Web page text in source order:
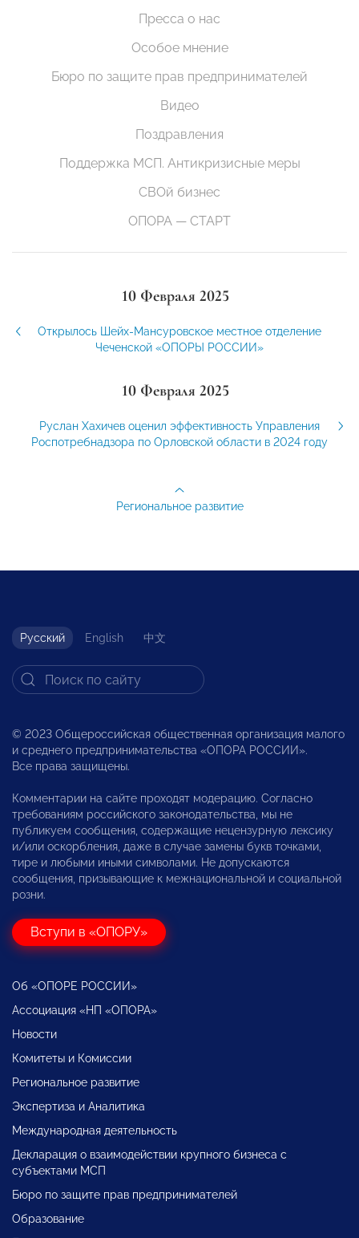
Пресса о нас
Особое мнение
Бюро по защите прав предпринимателей
Видео
Поздравления
Поддержка МСП. Антикризисные меры
СВОй бизнес
ОПОРА — СТАРТ
10 Февраля 2025
Открылось Шейх-Мансуровское местное отделение
Чеченской «ОПОРЫ РОССИИ»
10 Февраля 2025
Руслан Хахичев оценил эффективность Управления
Роспотребнадзора по Орловской области в 2024 году
Региональное развитие
Русский English 中文
© 2023 Общероссийская общественная организация малого
и среднего предпринимательства «ОПОРА РОССИИ».
Все права защищены.
Комментарии на сайте проходят модерацию. Согласно
требованиям российского законодательства, мы не
публикуем сообщения, содержащие нецензурную лексику
и/или оскорбления, даже в случае замены букв точками,
тире и любыми иными символами. Не допускаются
сообщения, призывающие к межнациональной и социальной
розни.
Вступи в «ОПОРУ»
Об «ОПОРЕ РОССИИ»
Ассоциация «НП «ОПОРА»
Новости
Комитеты и Комиссии
Региональное развитие
Экспертиза и Аналитика
Международная деятельность
Декларация о взаимодействии крупного бизнеса с
субъектами МСП
Бюро по защите прав предпринимателей
Образование